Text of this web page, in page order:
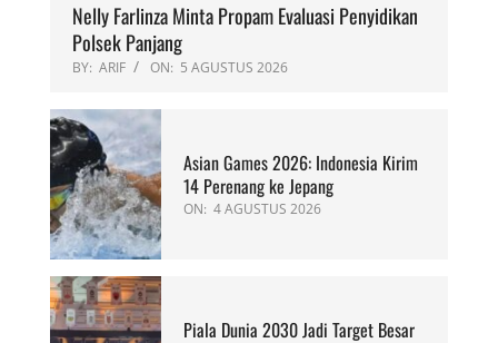
Nelly Farlinza Minta Propam Evaluasi Penyidikan
Polsek Panjang
BY: ARIF ON: 5 AGUSTUS 2026
Asian Games 2026: Indonesia Kirim
14 Perenang ke Jepang
ON: 4 AGUSTUS 2026
Piala Dunia 2030 Jadi Target Besar